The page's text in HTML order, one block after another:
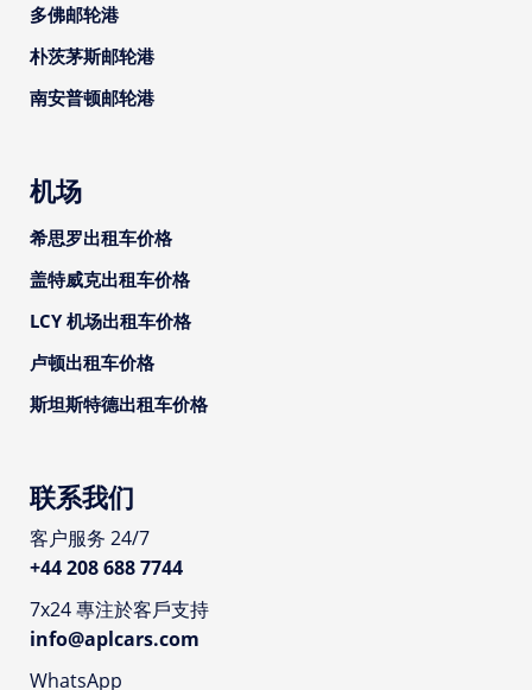
多佛邮轮港
朴茨茅斯邮轮港
南安普顿邮轮港
机场
希思罗出租车价格
盖特威克出租车价格
LCY 机场出租车价格
卢顿出租车价格
斯坦斯特德出租车价格
联系我们
客户服务 24/7
+44 208 688 7744
7x24 專注於客戶支持
info@aplcars.com
WhatsApp